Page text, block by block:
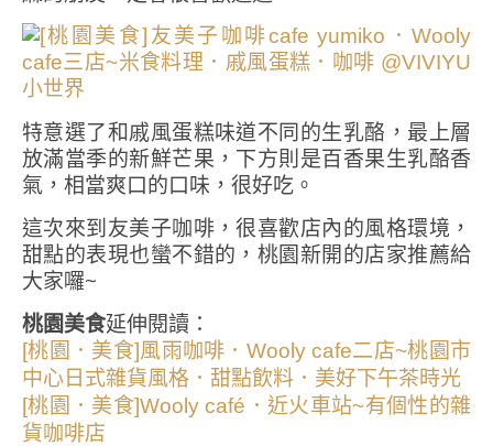
特意選了和戚風蛋糕味道不同的生乳酪，最上層
放滿當季的新鮮芒果，下方則是百香果生乳酪香
氣，相當爽口的口味，很好吃。
這次來到友美子咖啡，很喜歡店內的風格環境，
甜點的表現也蠻不錯的，桃園新開的店家推薦給
大家囉~
桃園美食延伸閱讀：
[桃園．美食]風雨咖啡．Wooly cafe二店~桃園市
中心日式雜貨風格．甜點飲料．美好下午茶時光
[桃園．美食]Wooly café．近火車站~有個性的雜
貨咖啡店